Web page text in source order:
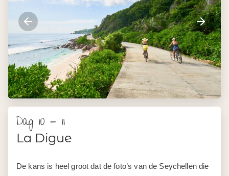
Dag 10 - 11
La Digue
De kans is heel groot dat de foto’s van de Seychellen die